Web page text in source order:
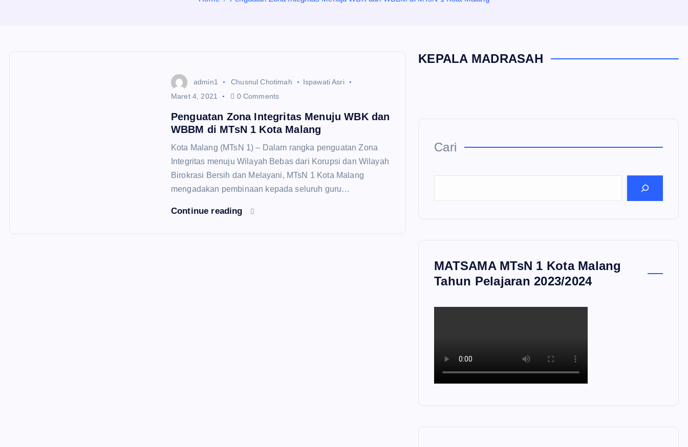
admin1 Chusnul Chotimah
Ispawati Asri
Maret 4, 2021
0 Comments
Penguatan Zona Integritas Menuju WBK dan
WBBM di MTsN 1 Kota Malang
Kota Malang (MTsN 1) – Dalam rangka penguatan Zona
Integritas menuju Wilayah Bebas dari Korupsi dan Wilayah
Birokrasi Bersih dan Melayani, MTsN 1 Kota Malang
mengadakan pembinaan kepada seluruh guru…
Continue reading
KEPALA MADRASAH
Cari
MATSAMA MTsN 1 Kota Malang
Tahun Pelajaran 2023/2024